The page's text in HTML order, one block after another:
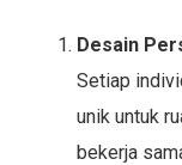
Desain
Setiap
unik untuk
bekerja